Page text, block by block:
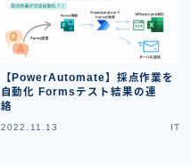
【PowerAutomate】採点作業を
自動化 Formsテスト結果の連
絡
2022.11.13 IT